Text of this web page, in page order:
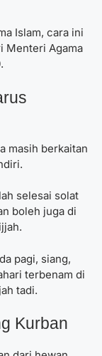
Islam, cara ini
Menteri Agama
masih berkaitan
selesai solat
boleh juga di
pagi, siang,
terbenam di
tadi.
Kurban